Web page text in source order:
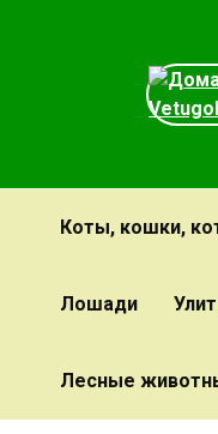
Коты, кошки,
Лошади
Лесные